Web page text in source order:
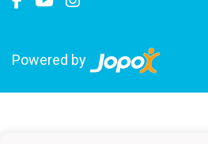
Powered by